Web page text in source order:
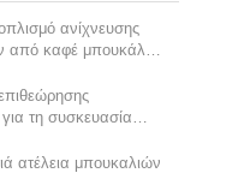
ανίχνευσης
από καφέ μπουκάλια
τη συσκευασία
ατέλεια μπουκαλιών